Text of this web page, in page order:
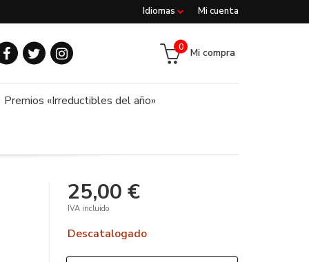
Mi cuenta
Idiomas
Mi compra
0
Premios «Irreductibles del año»
25,00 €
IVA incluido
Descatalogado